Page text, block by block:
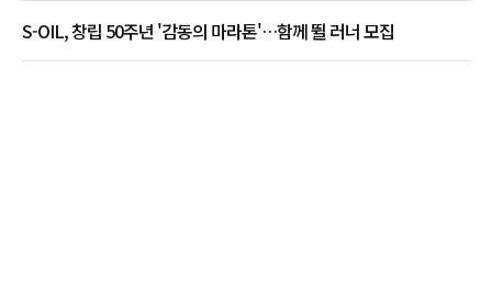
S-OIL, 창립 50주년 '감동의 마라톤'…함께 뛸 러너 모집